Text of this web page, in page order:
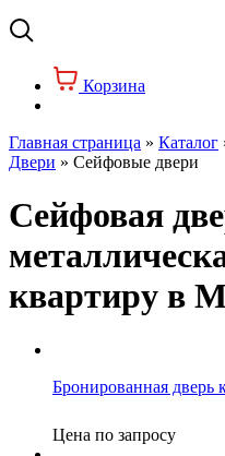
Корзина
Главная страница » Каталог
Двери » Сейфовые двери
Сейфовая
квартиру в
Бронированная дверь
Цена по запросу